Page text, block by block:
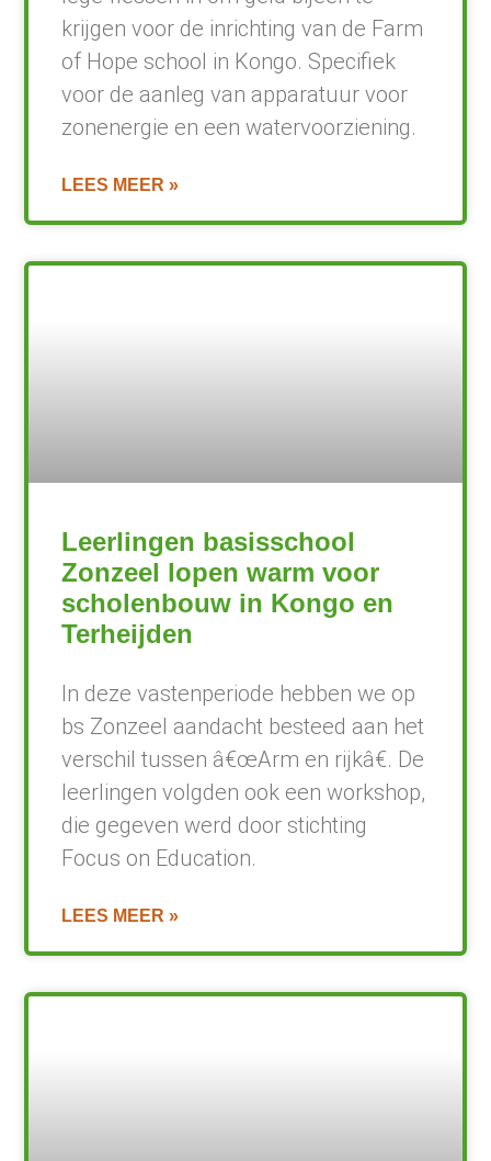
krijgen voor de inrichting van de Farm
of Hope school in Kongo. Specifiek
voor de aanleg van apparatuur voor
zonenergie en een watervoorziening.
LEES MEER »
Leerlingen basisschool
Zonzeel lopen warm voor
scholenbouw in Kongo en
Terheijden
In deze vastenperiode hebben we op
bs Zonzeel aandacht besteed aan het
verschil tussen â€œArm en rijkâ€. De
leerlingen volgden ook een workshop,
die gegeven werd door stichting
Focus on Education.
LEES MEER »